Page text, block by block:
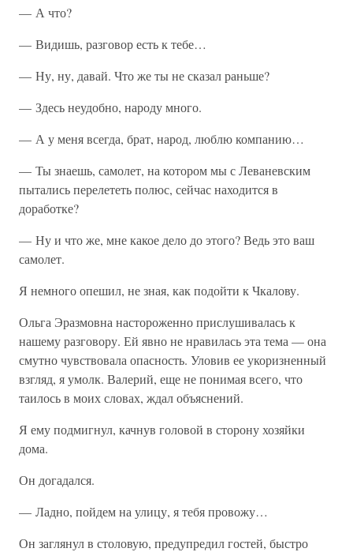
— А что?
— Видишь, разговор есть к тебе…
— Ну, ну, давай. Что же ты не сказал раньше?
— Здесь неудобно, народу много.
— А у меня всегда, брат, народ, люблю компанию…
— Ты знаешь, самолет, на котором мы с Леваневским
пытались перелететь полюс, сейчас находится в
доработке?
— Ну и что же, мне какое дело до этого? Ведь это ваш
самолет.
Я немного опешил, не зная, как подойти к Чкалову.
Ольга Эразмовна настороженно прислушивалась к
нашему разговору. Ей явно не нравилась эта тема — она
смутно чувствовала опасность. Уловив ее укоризненный
взгляд, я умолк. Валерий, еще не понимая всего, что
таилось в моих словах, ждал объяснений.
Я ему подмигнул, качнув головой в сторону хозяйки
дома.
Он догадался.
— Ладно, пойдем на улицу, я тебя провожу…
Он заглянул в столовую, предупредил гостей, быстро